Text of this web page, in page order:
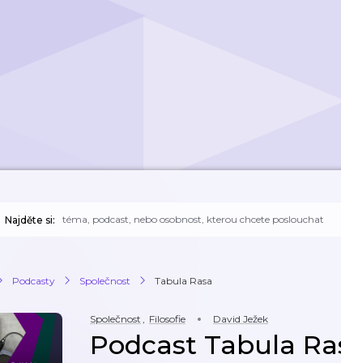
Najděte si:
Podcasty Společnost Tabula Rasa
Společnost , Filosofie David Ježek
Podcast Tabula